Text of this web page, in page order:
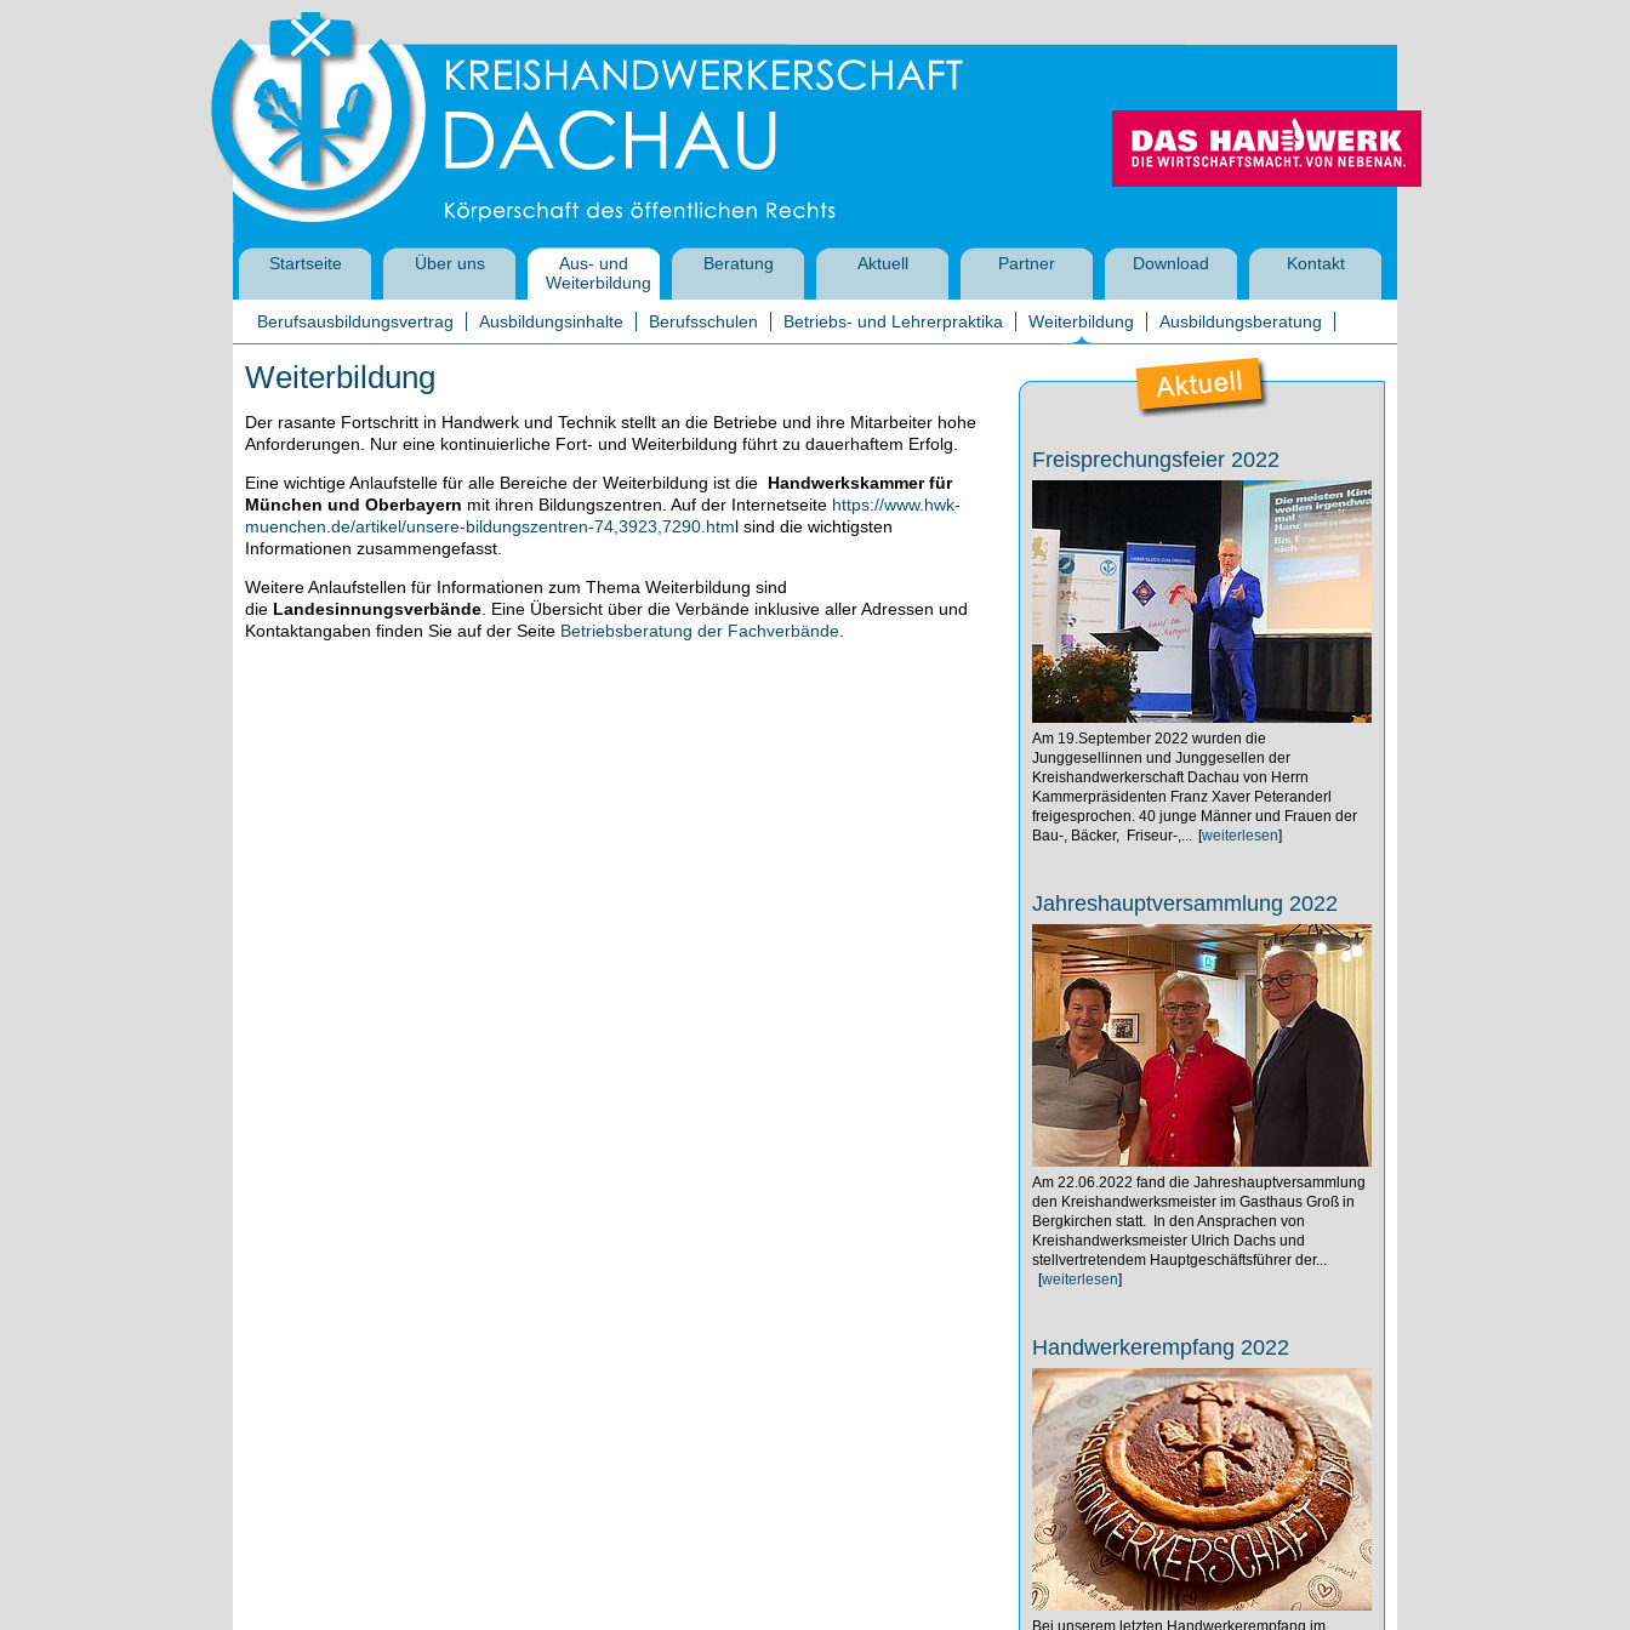
Startseite Über uns
Aus- und
Weiterbildung
Beratung Aktuell Partner Download Kontakt
Berufsausbildungsvertrag Ausbildungsinhalte Berufsschulen Betriebs- und Lehrerpraktika Weiterbildung Ausbildungsberatung
Weiterbildung
Der rasante Fortschritt in Handwerk und Technik stellt an die Betriebe und ihre Mitarbeiter hohe
Anforderungen. Nur eine kontinuierliche Fort- und Weiterbildung führt zu dauerhaftem Erfolg.
Eine wichtige Anlaufstelle für alle Bereiche der Weiterbildung ist die Handwerkskammer für
München und Oberbayern mit ihren Bildungszentren. Auf der Internetseite https://www.hwk-
muenchen.de/artikel/unsere-bildungszentren-74,3923,7290.html sind die wichtigsten
Informationen zusammengefasst.
Weitere Anlaufstellen für Informationen zum Thema Weiterbildung sind
die Landesinnungsverbände . Eine Übersicht über die Verbände inklusive aller Adressen und
Kontaktangaben finden Sie auf der Seite Betriebsberatung der Fachverbände
Freisprechungsfeier 2022
Am 19.September 2022 wurden die
Junggesellinnen und Junggesellen der
Kreishandwerkerschaft Dachau von Herrn
Kammerpräsidenten Franz Xaver Peteranderl
freigesprochen. 40 junge Männer und Frauen der
Bau-, Bäcker, Friseur-,... [weiterlesen]
Jahreshauptversammlung 2022
Am 22.06.2022 fand die Jahreshauptversammlung
den Kreishandwerksmeister im Gasthaus Groß in
Bergkirchen statt. In den Ansprachen von
Kreishandwerksmeister Ulrich Dachs und
stellvertretendem Hauptgeschäftsführer der...
[weiterlesen]
Handwerkerempfang 2022
Bei unserem letzten Handwerkerempfang im